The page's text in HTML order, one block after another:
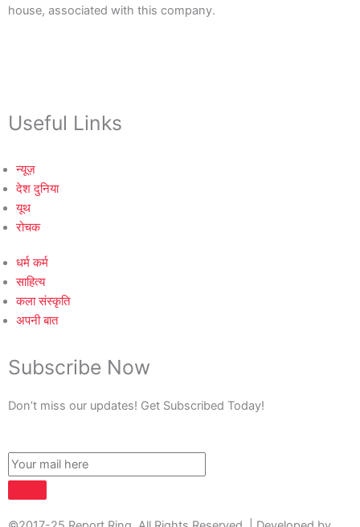
house, associated with this company.
Useful Links
न्यूज़
देश दुनिया
यूथ
रोचक
धर्म कर्म
साहित्य
कला संस्कृति
अपनी बात
Subscribe Now
Don’t miss our updates! Get Subscribed Today!